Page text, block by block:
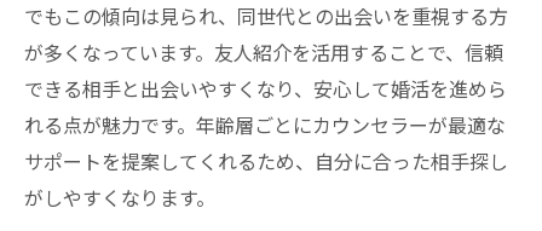
でもこの傾向は見られ、同世代との出会いを重視する方
が多くなっています。友人紹介を活用することで、信頼
できる相手と出会いやすくなり、安心して婚活を進めら
れる点が魅力です。年齢層ごとにカウンセラーが最適な
サポートを提案してくれるため、自分に合った相手探し
がしやすくなります。